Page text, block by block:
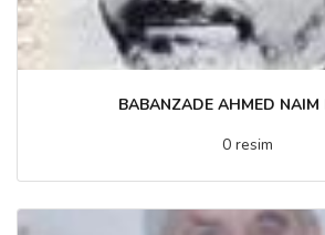
BABANZADE AHMED NAIM
0 resim